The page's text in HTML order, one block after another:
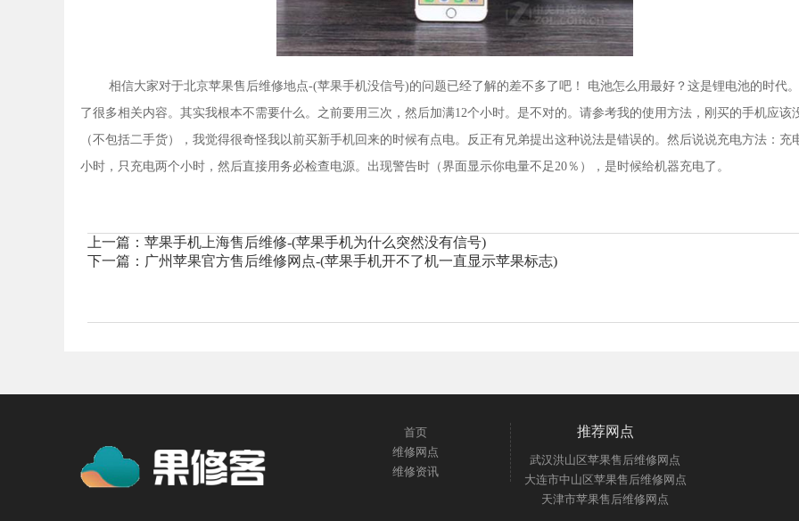
相信大家对于北京苹果售后维修地点-(苹果手机没信号)的问题已经了解的差不多了吧！ 电池怎么用最好？这是锂电池的时代
了很多相关内容。其实我根本不需要什么。之前要用三次，然后加满12个小时。是不对的。请参考我的使用方法，刚买的手机应该
（不包括二手货），我觉得很奇怪我以前买新手机回来的时候有点电。反正有兄弟提出这种说法是错误的。然后说说充电方法：充
小时，只充电两个小时，然后直接用务必检查电源。出现警告时（界面显示你电量不足20％），是时候给机器充电了。
上一篇：苹果手机上海售后维修-(苹果手机为什么突然没有信号)
下一篇： 广州苹果官方售后维修网点-(苹果手机开不了机一直显示苹果标志)
首页
维修网点
维修资讯
推荐网点
武汉洪山区苹果售后维修网点
大连市中山区苹果售后维修网点
天津市苹果售后维修网点